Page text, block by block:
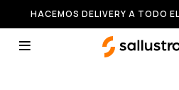
HACEMOS DELIVERY A TODO
RUNNING HASTA
